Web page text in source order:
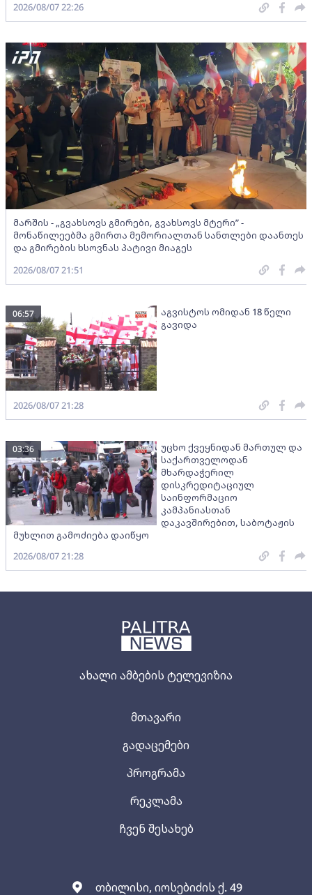
ახალი ამბების ტელევიზია
თბილისი, იოსებიძის ქ. 49
მთავარი
გადაცემები
პროგრამა
რეკლამა
ჩვენ შესახებ
2026/08/07 22:26
მარშის - „გვახსოვს გმირები, გვახსოვს მტერი” -
მონაწილეებმა გმირთა მემორიალთან სანთლები დაანთეს
და გმირების ხსოვნას პატივი მიაგეს
2026/08/07 21:51
აგვისტოს ომიდან 18 წელი
გავიდა
06:57
2026/08/07 21:28
უცხო ქვეყნიდან მართულ და
საქართველოდან
მხარდაჭერილ
დისკრედიტაციულ
საინფორმაციო
კამპანიასთან
დაკავშირებით, საბოტაჟის
მუხლით გამოძიება დაიწყო
03:36
2026/08/07 21:28